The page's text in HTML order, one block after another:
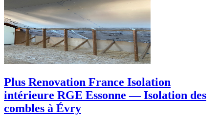
Plus Renovation France Isolation
intérieure RGE Essonne — Isolation des
combles à Évry